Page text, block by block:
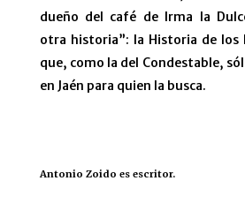
dueño del café de Irma la
otra historia”: la Historia de los
que, como la del Condestable,
en Jaén para quien la busca.
Antonio Zoido es escritor.